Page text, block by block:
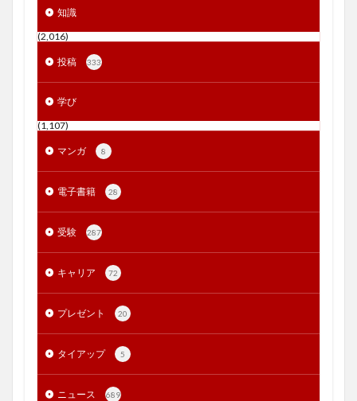
知識
(2,016)
投稿 333
学び
(1,107)
マンガ 8
電子書籍 28
受験 287
キャリア 72
プレゼント 20
タイアップ 5
ニュース 689